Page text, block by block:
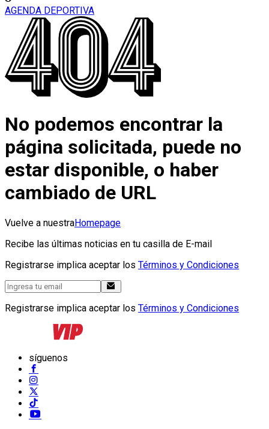
AGENDA DEPORTIVA
No podemos encontrar la
página solicitada, puede no
estar disponible, o haber
cambiado de URL
Vuelve a nuestraHomepage
Recibe las últimas noticias en tu casilla de E-mail
Registrarse implica aceptar los Términos y Condiciones
Registrarse implica aceptar los Términos y Condiciones
síguenos